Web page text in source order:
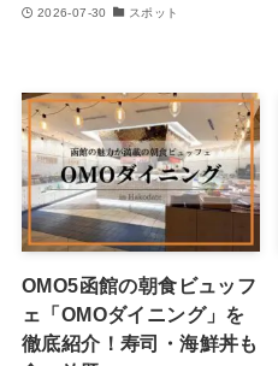
2026-07-30 スポット
OMO5函館の朝食ビュッフ
ェ「OMOダイニング」を
徹底紹介！寿司・海鮮丼も